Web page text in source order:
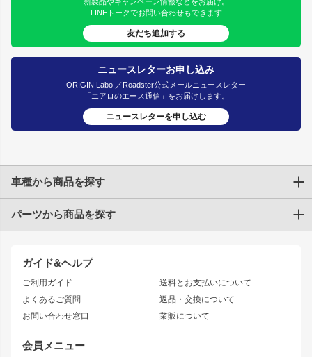
LINEトークでお問い合わせもできます
友だち追加する
ニュースレターお申し込み
ORIGIN Labo.／Roadster公式メールニュースレター
「エアロのエース通信」をお届けします。
ニュースレターを申し込む
ガイド&ヘルプ
ご利用ガイド
よくあるご質問
お問い合わせ窓口
送料とお支払いについて
返品・交換について
業販について
会員メニュー
車種から商品を探す
トヨタ
JZX90 CHASER
JZX110 MARK II
JZX100 MARK II
JZX90 MARK II
トレノ
アリスト
ソアラ
アルテッツァ
パーツから商品を探す
エアロシリーズ
ドリフトライン
風神
雷神
レーシングライン
アタックライン
ストリームライン